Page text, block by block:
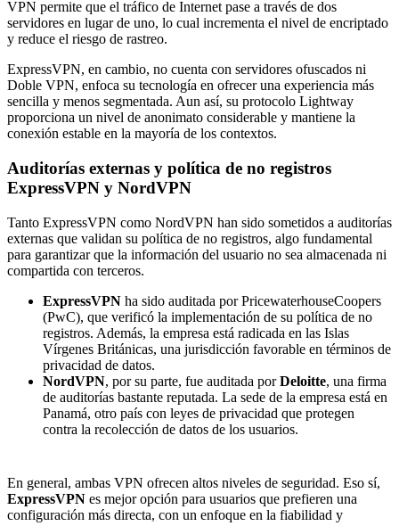
VPN permite que el tráfico de Internet pase a través de dos
servidores en lugar de uno, lo cual incrementa el nivel de encriptado
y reduce el riesgo de rastreo.
ExpressVPN, en cambio, no cuenta con servidores ofuscados ni
Doble VPN, enfoca su tecnología en ofrecer una experiencia más
sencilla y menos segmentada. Aun así, su protocolo Lightway
proporciona un nivel de anonimato considerable y mantiene la
conexión estable en la mayoría de los contextos.
Auditorías externas y política de no registros
ExpressVPN y NordVPN
Tanto ExpressVPN como NordVPN han sido sometidos a auditorías
externas que validan su política de no registros, algo fundamental
para garantizar que la información del usuario no sea almacenada ni
compartida con terceros.
ExpressVPN ha sido auditada por PricewaterhouseCoopers
(PwC), que verificó la implementación de su política de no
registros. Además, la empresa está radicada en las Islas
Vírgenes Británicas, una jurisdicción favorable en términos de
privacidad de datos.
NordVPN, por su parte, fue auditada porDeloitte, una firma
de auditorías bastante reputada. La sede de la empresa está en
Panamá, otro país con leyes de privacidad que protegen
contra la recolección de datos de los usuarios.
En general, ambas VPN ofrecen altos niveles de seguridad. Eso sí,
ExpressVPN es mejor opción para usuarios que prefieren una
configuración más directa, con un enfoque en la fiabilidad y